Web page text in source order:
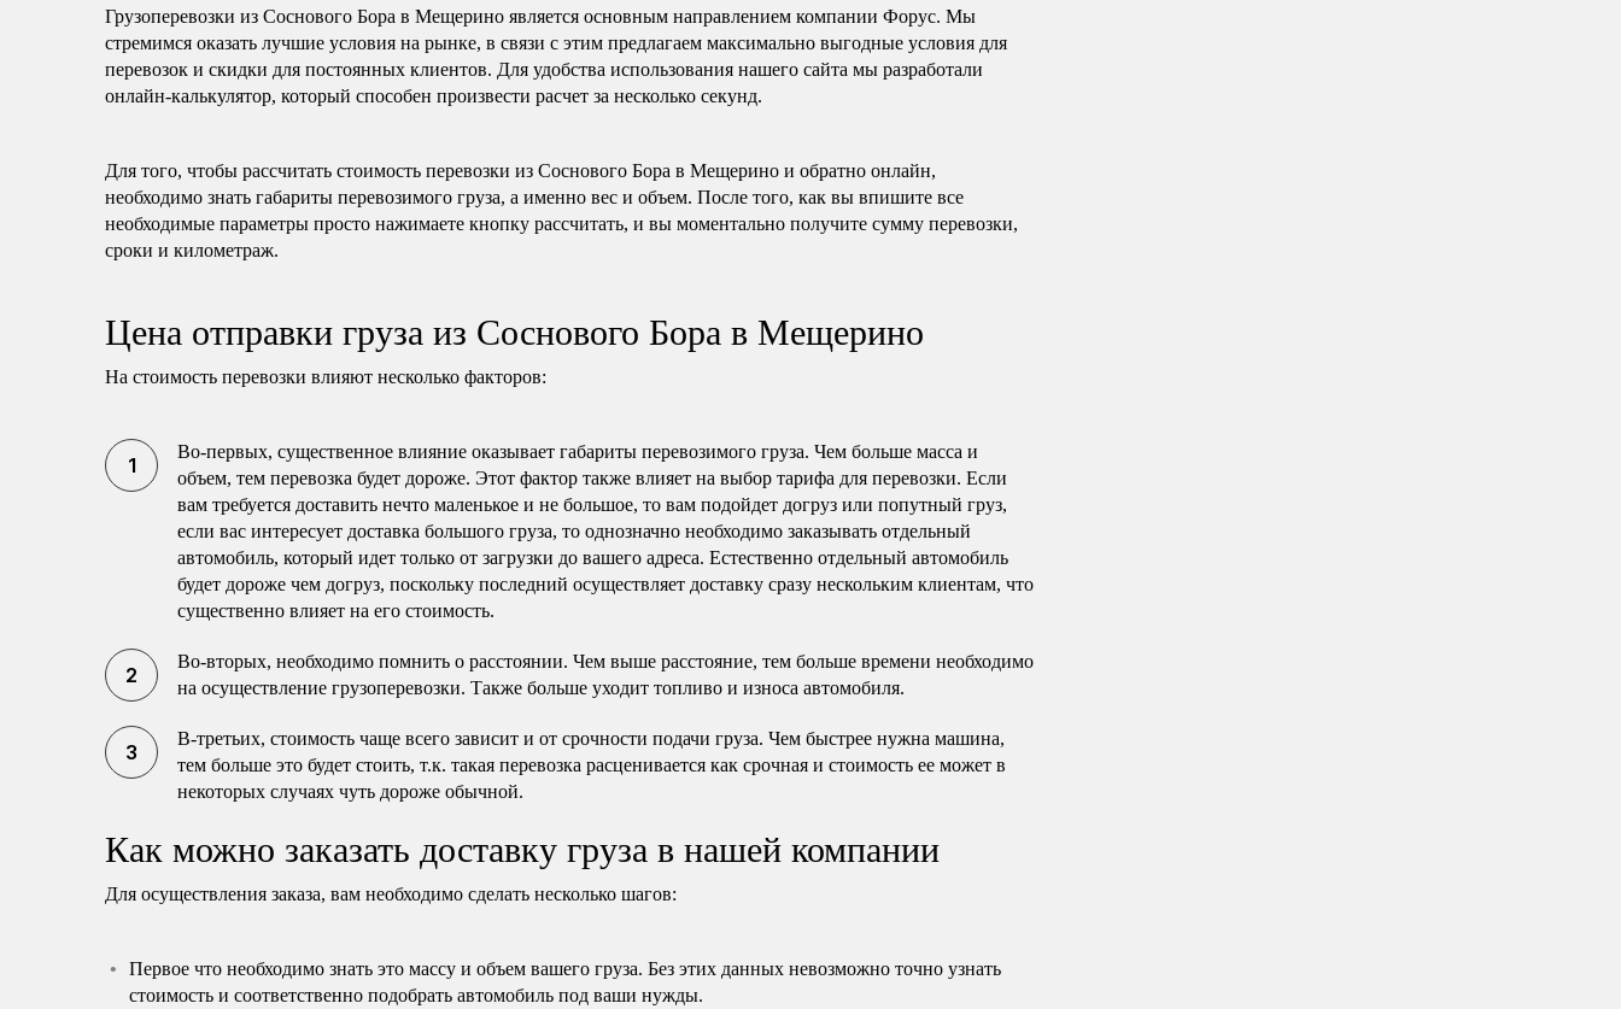
Грузоперевозки из Соснового Бора в Мещерино является основным направлением компании Форус. Мы
стремимся оказать лучшие условия на рынке, в связи с этим предлагаем максимально выгодные условия для
перевозок и скидки для постоянных клиентов. Для удобства использования нашего сайта мы разработали
онлайн-калькулятор, который способен произвести расчет за несколько секунд.
Для того, чтобы рассчитать стоимость перевозки из Соснового Бора в Мещерино и обратно онлайн,
необходимо знать габариты перевозимого груза, а именно вес и объем. После того, как вы впишите все
необходимые параметры просто нажимаете кнопку рассчитать, и вы моментально получите сумму перевозки,
сроки и километраж.
Цена отправки груза из Соснового Бора в Мещерино
На стоимость перевозки влияют несколько факторов:
Во-первых, существенное влияние оказывает габариты перевозимого груза. Чем больше масса и
объем, тем перевозка будет дороже. Этот фактор также влияет на выбор тарифа для перевозки. Если
вам требуется доставить нечто маленькое и не большое, то вам подойдет догруз или попутный груз,
если вас интересует доставка большого груза, то однозначно необходимо заказывать отдельный
автомобиль, который идет только от загрузки до вашего адреса. Естественно отдельный автомобиль
будет дороже чем догруз, поскольку последний осуществляет доставку сразу нескольким клиентам, что
существенно влияет на его стоимость.
Во-вторых, необходимо помнить о расстоянии. Чем выше расстояние, тем больше времени необходимо
на осуществление грузоперевозки. Также больше уходит топливо и износа автомобиля.
В-третьих, стоимость чаще всего зависит и от срочности подачи груза. Чем быстрее нужна машина,
тем больше это будет стоить, т.к. такая перевозка расценивается как срочная и стоимость ее может в
некоторых случаях чуть дороже обычной.
Как можно заказать доставку груза в нашей компании
Для осуществления заказа, вам необходимо сделать несколько шагов:
Первое что необходимо знать это массу и объем вашего груза. Без этих данных невозможно точно узнать
стоимость и соответственно подобрать автомобиль под ваши нужды.